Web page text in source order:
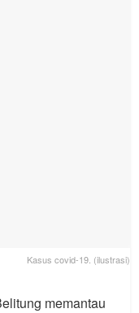
Kasus covid-19. (ilustrasi)
memantau